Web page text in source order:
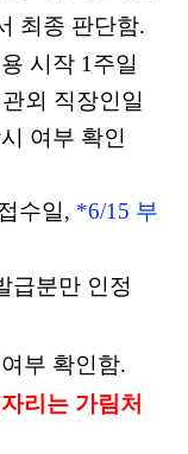
최종 판단함.
시작 1 주일
관외 직장인일
여부 확인
수일, *6/15 부
급분만 인정
부 확인함.
리는 가림처